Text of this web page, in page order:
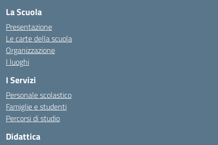
La Scuola
Presentazione
Le carte della scuola
Organizzazione
I luoghi
I Servizi
Personale scolastico
Famiglie e studenti
Percorsi di studio
Didattica